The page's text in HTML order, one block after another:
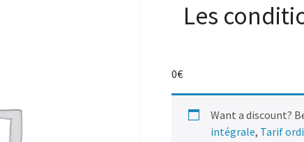
Les
0€
Want a discount?
intégrale, Tarif